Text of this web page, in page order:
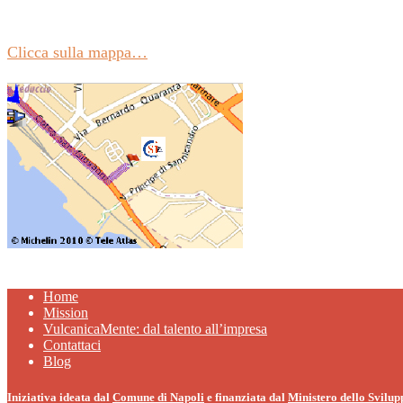
Clicca sulla mappa…
Home
Mission
VulcanicaMente: dal talento all’impresa
Contattaci
Blog
Iniziativa ideata dal Comune di Napoli e finanziata dal Ministero dello